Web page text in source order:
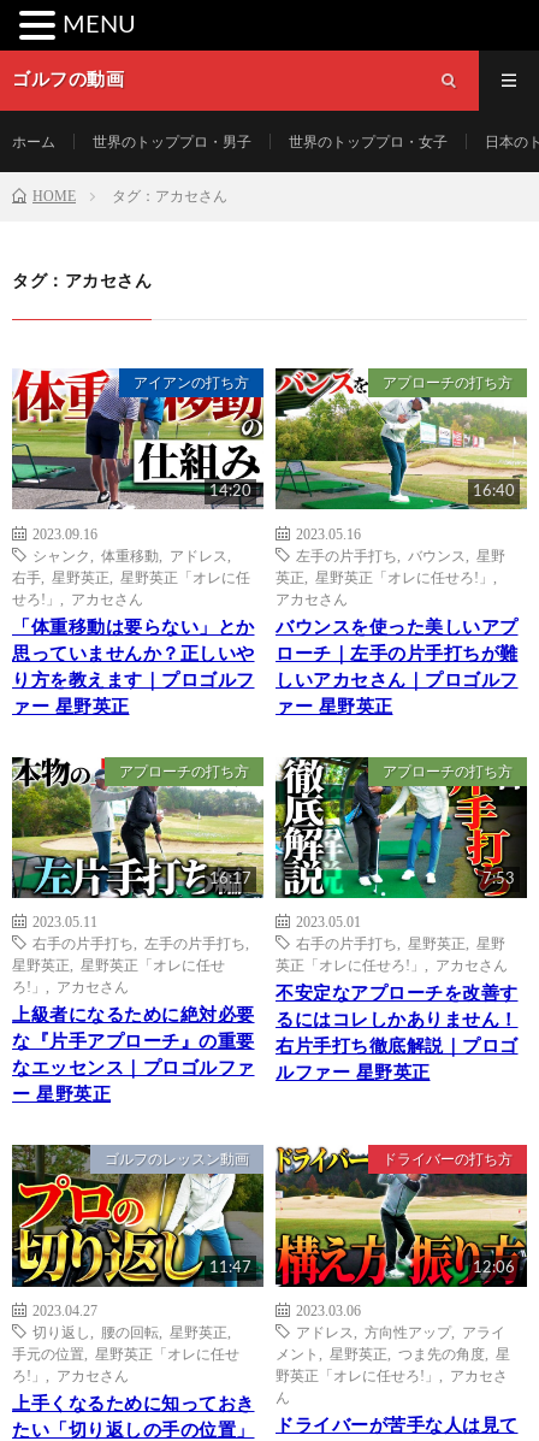
ゴルフの動画
ホーム 世界のトッププロ・男子 世界のトッププロ・女子 日本の
HOME タグ：アカセさん
タグ：アカセさん
アイアンの打ち方
14:20
2023.09.16
シャンク
体重移動 アドレス
右手
星野英正
星野英正「オレに任
せろ!」
アカセさん
「体重移動は要らない」とか
思っていませんか？正しいや
り方を教えます｜プロゴルフ
ァー 星野英正
アプローチの打ち方
16:40
2023.05.16
左手の片手打ち
バウンス
星野
英正
星野英正「オレに任せろ!」
アカセさん
バウンスを使った美しいアプ
ローチ｜左手の片手打ちが難
しいアカセさん｜プロゴルフ
ァー 星野英正
アプローチの打ち方
16:17
2023.05.11
右手の片手打ち
左手の片手打ち
星野英正
星野英正「オレに任せ
ろ!」
アカセさん
上級者になるために絶対必要
な『片手アプローチ』の重要
なエッセンス｜プロゴルファ
ー 星野英正
アプローチの打ち方
7:53
2023.05.01
右手の片手打ち
星野英正
星野
英正「オレに任せろ!」
アカセさん
不安定なアプローチを改善す
るにはコレしかありません！
右片手打ち徹底解説｜プロゴ
ルファー 星野英正
ゴルフのレッスン動画
11:47
2023.04.27
切り返し
腰の回転 星野英正
手元の位置
星野英正「オレに任せ
ろ!」
アカセさん
上手くなるために知っておき
たい「切り返しの手の位置」
ドライバーの打ち方
12:06
2023.03.06
アドレス
方向性アップ, アライ
メント
星野英正 つま先の角度
星
野英正「オレに任せろ!」
アカセさ
ん
ドライバーが苦手な人は見て
MENU